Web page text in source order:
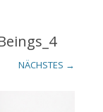
NÄCHSTES →